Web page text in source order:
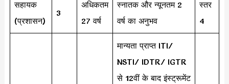
सहायक
(प्रशासन)
3
अधिकतम
27 वर्ष
स्नातक और न्यूनतम 2
वर्ष का अनुभव
स्तर
4
मान्यता प्राप्त ITI/
NSTI/ IDTR/ IGTR
से 12वीं के बाद इंस्ट्रूमेंट